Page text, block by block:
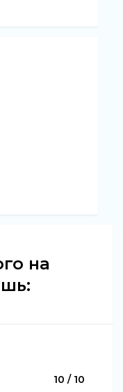
на
10 / 10